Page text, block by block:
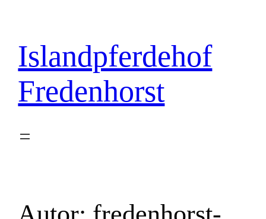
springen
Islandpferdehof
Fredenhorst